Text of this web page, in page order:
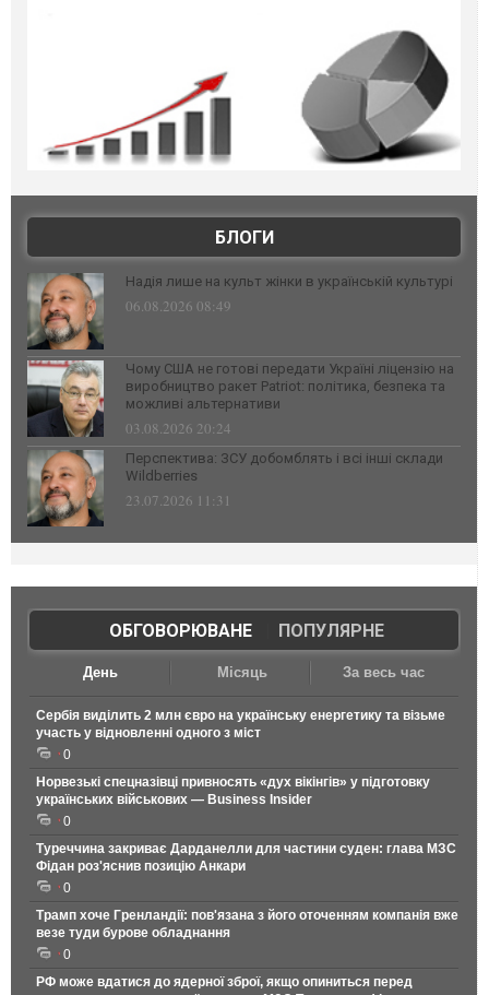
БЛОГИ
Надія лише на культ жінки в українській культурі
06.08.2026 08:49
Чому США не готові передати Україні ліцензію на
виробництво ракет Patriot: політика, безпека та
можливі альтернативи
03.08.2026 20:24
Перспектива: ЗСУ добомблять і всі інші склади
Wildberries
23.07.2026 11:31
ОБГОВОРЮВАНЕ| ПОПУЛЯРНЕ
День Місяць За весь час
Сербія виділить 2 млн євро на українську енергетику та візьме
участь у відновленні одного з міст
0
Норвезькі спецназівці привносять «дух вікінгів» у підготовку
українських військових — Business Insider
0
Туреччина закриває Дарданелли для частини суден: глава МЗС
Фідан роз'яснив позицію Анкари
0
Трамп хоче Гренландії: пов'язана з його оточенням компанія вже
везе туди бурове обладнання
0
РФ може вдатися до ядерної зброї, якщо опиниться перед